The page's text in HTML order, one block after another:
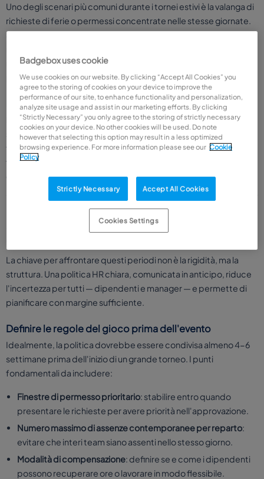
Uno degli scenari più comuni durante i tornei estivi è la valanga di
richieste di ferie o permessi concentrate nelle stesse giornate.
Senza un sistema centralizzato di gestione, l'HR si trova a
rischio concreto di approvare più assenze di quelle sostenibili
per un singolo reparto.
Il calo di produttività "silenzioso"
Non tutte le assenze sono dichiarate. Durante i grandi eventi
sportivi, molti lavoratori seguono partite o aggiornamenti in
tempo reale anche durante l'orario di lavoro. Ignorare il
fenomeno non lo elimina: riconoscerlo e gestirlo con intelligenza
è la scelta più efficace.
Strutturare una politica HR flessibile per gli
La chiave per affrontare questi periodi non è la rigidità, ma la
struttura. Una politica HR chiara, comunicata in anticipo, riduce
l'incertezza per tutti — dipendenti e manager — e permette di
pianificare con margine sufficiente.
Definire le regole del gioco prima dell'evento
Idealmente, la politica dovrebbe essere condivisa almeno 4-6
settimane prima dell'inizio di un grande torneo. I punti
fondamentali da includere:
Finestre di permesso prioritario: stabilire entro quando
presentare le richieste per avere priorità nell'approvazione.
Numero massimo di assenze contemporanee per reparto:
evitare che interi team siano assenti nello stesso giorno.
Modalità di compensazione: definire se e come i dipendenti
possono recuperare ore o lavorare in modo flessibile.
Badgebox uses cookie
We use cookies on our website. By clicking “Accept All Cookies” you
agree to the storing of cookies on your device to improve the
performance of our site, to enhance functionality and personalization,
analyze site usage and assist in our marketing efforts. By clicking
“Strictly Necessary” you only agree to the storing of strictly necessary
cookies on your device. No other cookies will be used. Do note
however that selecting this option may result in a less optimized
browsing experience. For more information please see our Cookie
Policy
Strictly Necessary Accept All Cookies
Cookies Settings